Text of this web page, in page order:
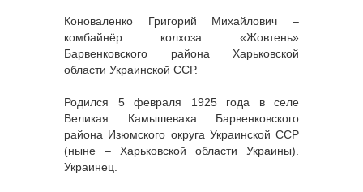
Коноваленко Григорий Михайлович –
комбайнёр колхоза «Жовтень»
Барвенковского района Харьковской
области Украинской ССР.
Родился 5 февраля 1925 года в селе
Великая Камышеваха Барвенковского
района Изюмского округа Украинской ССР
(ныне – Харьковской области Украины).
Украинец.